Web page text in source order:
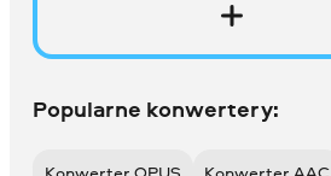
Popularne konwertery: